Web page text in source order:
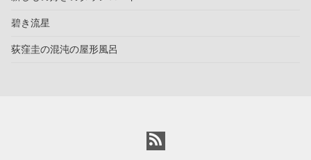
碧き流星
荻窪圭の混沌の屋形風呂